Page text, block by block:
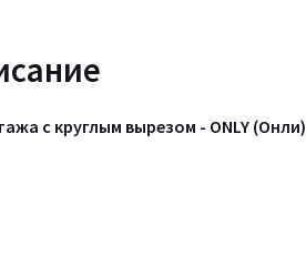
с круглым вырезом - ONLY (Онли)